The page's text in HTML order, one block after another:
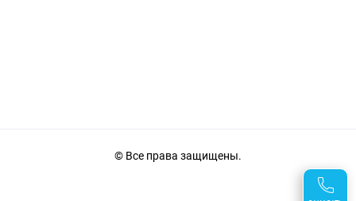
© Все права защищены.